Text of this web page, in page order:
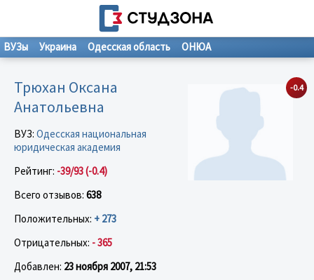
ВУЗы Украина Одесская область ОНЮА
-0.4
Трюхан Оксана
Анатольевна
ВУЗ: Одесская национальная
юридическая академия
Рейтинг: -39/93 (-0.4)
Всего отзывов: 638
Положительных: + 273
Отрицательных: - 365
Добавлен: 23 ноября 2007, 21:53